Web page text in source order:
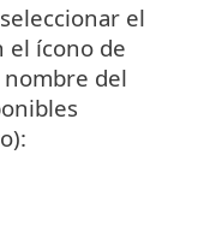
el
el ícono de
del